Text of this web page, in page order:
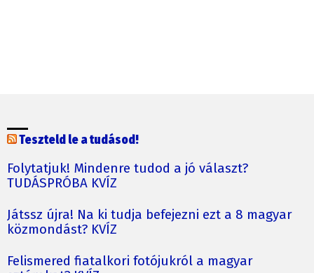
Teszteld le a tudásod!
Folytatjuk! Mindenre tudod a jó választ?
TUDÁSPRÓBA KVÍZ
Játssz újra! Na ki tudja befejezni ezt a 8 magyar
közmondást? KVÍZ
Felismered fiatalkori fotójukról a magyar